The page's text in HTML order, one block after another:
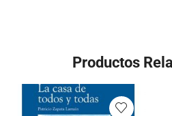
Productos